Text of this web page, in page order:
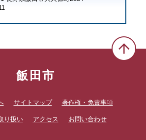
飯田市
サイトマップ 著作権・免責事項
り扱い アクセス お問い合わせ